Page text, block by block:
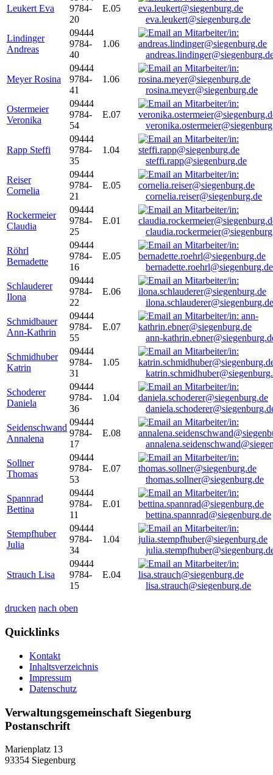
Leukert Eva
9784-
20
E.05
eva.leukert@siegenburg.de
Lindinger
Andreas
09444
9784-
40
1.06
Meyer Rosina
09444
9784-
41
1.06
rosina.meyer@siegenburg.de
Ostermeier
Veronika
09444
9784-
54
E.07
Rapp Steffi
09444
9784-
35
1.04
steffi.rapp@siegenburg.de
Reiser
Cornelia
09444
9784-
21
E.05
cornelia.reiser@siegenburg.de
Rockermeier
Claudia
09444
9784-
25
E.01
Röhrl
Bernadette
09444
9784-
16
E.05
bernadette.roehrl@siegenburg.de
Schlauderer
Ilona
09444
9784-
22
E.06
ilona.schlauderer@siegenburg.de
Schmidbauer
Ann-Kathrin
09444
9784-
55
E.07
ann-
Schmidhuber
Katrin
09444
9784-
31
1.05
Schoderer
Daniela
09444
9784-
36
1.04
Seidenschwand
Annalena
09444
9784-
17
E.08
Sollner
Thomas
09444
9784-
53
E.07
thomas.sollner@siegenburg.de
Spannrad
Bettina
09444
9784-
11
E.01
bettina.spannrad@siegenburg.de
Stempfhuber
Julia
09444
9784-
34
1.04
Strauch Lisa
09444
9784-
15
E.04
lisa.strauch@siegenburg.de
drucken nach oben
Quicklinks
Kontakt
Inhaltsverzeichnis
Impressum
Datenschutz
Verwaltungsgemeinschaft Siegenburg
Postanschrift
Marienplatz 13
93354 Siegenburg